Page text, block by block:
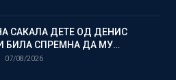
САКАЛА ДЕТЕ ОД ДЕНИС
БИЛА СПРЕМНА ДА МУ…
07/08/2026